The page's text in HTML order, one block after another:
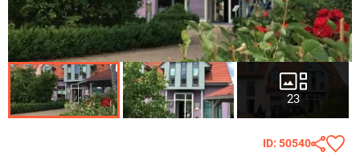
23
ID: 50540